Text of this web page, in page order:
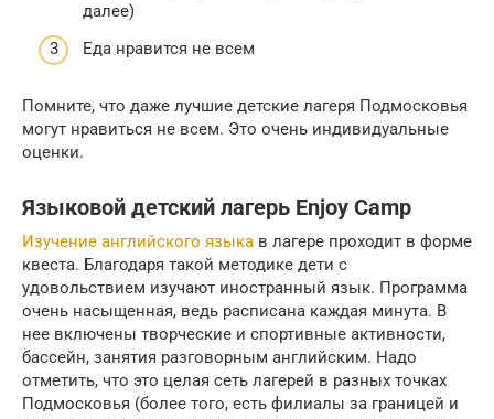
далее)
Еда нравится не всем
Помните, что даже лучшие детские лагеря Подмосковья
могут нравиться не всем. Это очень индивидуальные
оценки.
Языковой детский лагерь Enjoy Camp
Изучение английского языка в лагере проходит в форме
квеста. Благодаря такой методике дети с
удовольствием изучают иностранный язык. Программа
очень насыщенная, ведь расписана каждая минута. В
нее включены творческие и спортивные активности,
бассейн, занятия разговорным английским. Надо
отметить, что это целая сеть лагерей в разных точках
Подмосковья (более того, есть филиалы за границей и